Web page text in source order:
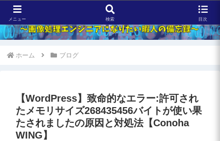
ホーム ブログ
【WordPress】致命的なエラー:許可され
たメモリサイズ268435456バイトが使い果
たされましたの原因と対処法【Conoha
WING】
メニュー 検索 目次